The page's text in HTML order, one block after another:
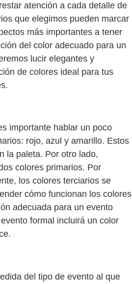
atención a cada detalle de
que elegimos pueden marcar
más importantes a tener
del color adecuado para un
lucir elegantes y
de colores ideal para tus
importante hablar un poco
rojo, azul y amarillo. Estos
la paleta. Por otro lado,
colores primarios. Por
los colores terciarios se
cómo funcionan los colores
adecuada para un evento
formal incluirá un color
del tipo de evento al que